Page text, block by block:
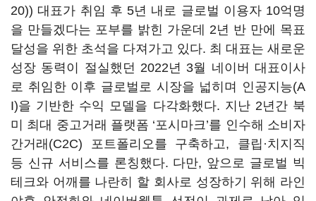
20)) 대표가 취임 후 5년 내로 글로벌 이용자 10억명
을 만들겠다는 포부를 밝힌 가운데 2년 반 만에 목표
달성을 위한 초석을 다져가고 있다. 최 대표는 새로운
성장 동력이 절실했던 2022년 3월 네이버 대표이사
로 취임한 이후 글로벌로 시장을 넓히며 인공지능(A
I)을 기반한 수익 모델을 다각화했다. 지난 2년간 북
미 최대 중고거래 플랫폼 ‘포시마크’를 인수해 소비자
간거래(C2C) 포트폴리오를 구축하고, 클립·치지직
등 신규 서비스를 론칭했다. 다만, 앞으로 글로벌 빅
테크와 어깨를 나란히 할 회사로 성장하기 위해 라인